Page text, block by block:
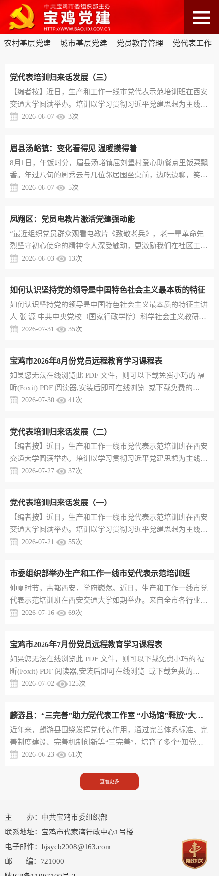
农村基层党建 城市基层党建 党员教育管理 党代表工作
党代表培训归来话发展（三）
【编者按】近日，生产和工作一线市党代表示范培训班在西安
交通大学圆满举办。培训以学习贯彻习近平党建思想为主线，
聚焦乡村全面振兴、党建引领基层治理、党代表作用发挥与新
民情怀。为推动培训成果从“课堂”走向“岗位”、从“思想”化为
“行动”，促进互学互鉴、共同提升，现将部分代表的心得体会
整理摘编，予...
2026-08-07 3次
眉县汤峪镇：变化看得见 温暖摸得着
8月1日，午饭时分，眉县汤峪镇屈刘堡村爱心助餐点里饭菜飘
香。年过八旬的周秀云与几位邻居围坐桌前，边吃边聊，笑意
盈盈。“村里有了食堂，饭菜香、有人陪，心里热乎乎的。”周
日常。目前，汤峪镇12个村的党群服务中心全部完成迭代升
级，设置便民书吧、儿童活动角、暖心服务站等功能区。村级
阵地成了群众愿意来、...
2026-08-07 5次
凤翔区：党员电教片激活党建强动能
“最近组织党员群众观看电教片《致敬老兵》，老一辈革命先
烈坚守初心使命的精神令人深受触动，更激励我们在社区工作
中发挥好模范带头作用。”7月29日，宝鸡市凤翔区城关镇东大
文化铸魂”主题，精心制作一系列精品党员电教片，用镜头记
录乡村振兴、非遗传承、红色文化中的党员故事，使电教片成
为展现凤翔发展的“...
2026-08-03 13次
如何认识坚持党的领导是中国特色社会主义最本质的特征
​如何认识坚持党的领导是中国特色社会主义最本质的特征主讲
人 张 源 中共中央党校（国家行政学院）科学社会主义教研部
中国特色社会主义教研室主任在中国共产党成立105周年之
四个坚持”中，居于首位的就是“坚持党的领导是中国特色社会
主义最本质的特征”。中国特色社会主义是科学社会主义基本
原则和鲜明中国特...
2026-07-31 35次
宝鸡市2026年8月份党员远程教育学习课程表
​如果您无法在线浏览此 PDF 文件，则可以下载免费小巧的 福
昕(Foxit) PDF 阅读器,安装后即可在线浏览 或下载免费的
Adobe Reader PDF 阅读器,安装后即可在线浏览 或下载此 PDF
2026-07-30 41次
党代表培训归来话发展（二）
【编者按】近日，生产和工作一线市党代表示范培训班在西安
交通大学圆满举办。培训以学习贯彻习近平党建思想为主线，
聚焦乡村全面振兴、党建引领基层治理、党代表作用发挥与新
民情怀。为推动培训成果从“课堂”走向“岗位”、从“思想”化为
“行动”，促进互学互鉴、共同提升，现将部分代表的心得体会
整理摘编，予...
2026-07-27 37次
党代表培训归来话发展（一）
【编者按】近日，生产和工作一线市党代表示范培训班在西安
交通大学圆满举办。培训以学习贯彻习近平党建思想为主线，
聚焦乡村全面振兴、党建引领基层治理、党代表作用发挥与新
民情怀。为推动培训成果从“课堂”走向“岗位”、从“思想”化为
“行动”，促进互学互鉴、共同提升，现将部分代表的心得体会
整理摘编，予...
2026-07-21 55次
市委组织部举办生产和工作一线市党代表示范培训班
仲夏时节，古都西安，学府巍然。近日，生产和工作一线市党
代表示范培训班在西安交通大学如期举办。来自全市各行业各
领域的50余名基层一线市党代表及党联工作人员齐聚一堂，带
系群众的“连心桥”作用，为全市高质量发展凝聚磅礴先锋力
量。本次培训紧扣“强基赋能”主线，精心构建“理论+实践”“课
堂+现场”“思...
2026-07-16 69次
宝鸡市2026年7月份党员远程教育学习课程表
​如果您无法在线浏览此 PDF 文件，则可以下载免费小巧的 福
昕(Foxit) PDF 阅读器,安装后即可在线浏览 或下载免费的
Adobe Reader PDF 阅读器,安装后即可在线浏览 或下载此 PDF
2026-07-02 125次
麟游县：“三完善”助力党代表工作室 “小场馆”释放“大能量”
近年来，麟游县围绕发挥党代表作用，通过完善体系标准、完
善制度建设、完善机制创新等“三完善”，培育了多个“知党
情、听民意、促和谐”的党代表工作室和党代表工作点，既有
用得到了更好发挥。完善标准体系，统一建设规范。麟游县坚
持“整合资源，一室多用，共建共享，便民实用”的原则，按照
村（社区）党代表...
2026-06-23 61次
查看更多
主 办：中共宝鸡市委组织部
联系地址：宝鸡市代家湾行政中心1号楼
电子邮件：bjsycb2008@163.com
邮 编：721000